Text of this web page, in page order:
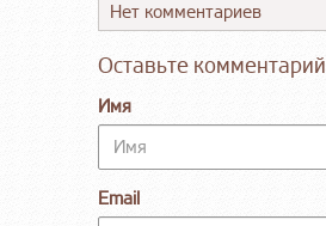
Нет комментариев
Оставьте комментарий
Имя
Email